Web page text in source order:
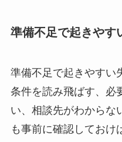
準備不足で起きやす
準備不足で起きやすい
条件を読み飛ばす、必
い、相談先がわからな
も事前に確認しておけ